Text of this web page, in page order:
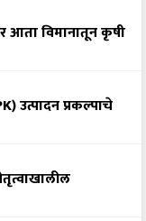
आता विमानातून कृषी
उत्पादन प्रकल्पाचे